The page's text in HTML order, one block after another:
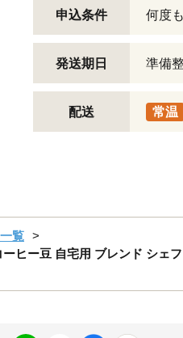
申込条件 何度
発送期日 準備
配送 常温
覧
ー豆 自宅用 ブレンド シェ